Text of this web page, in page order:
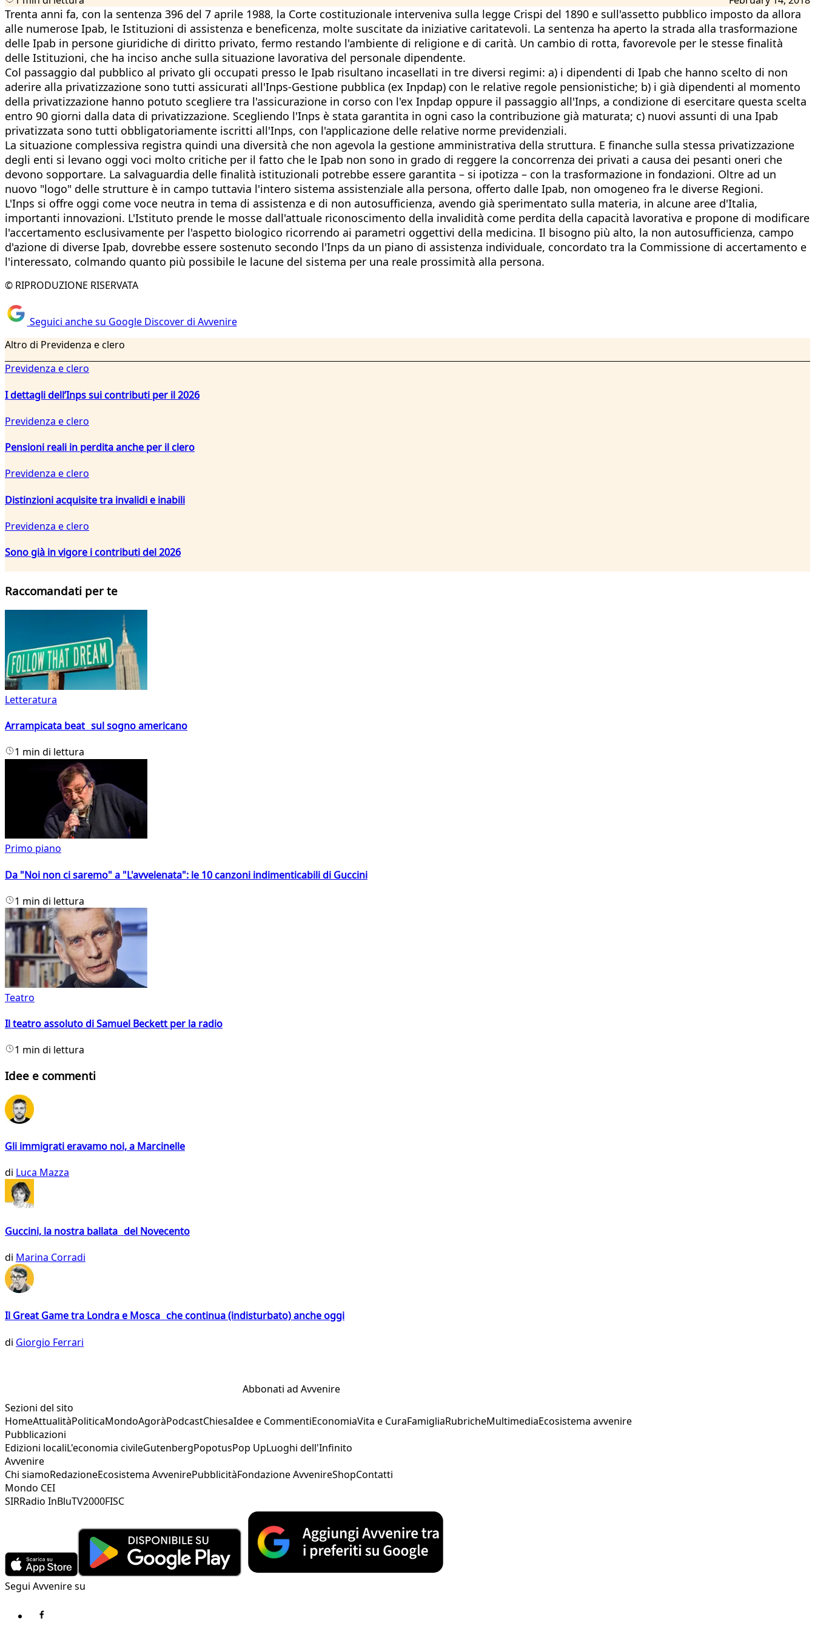
Trenta anni fa, con la sentenza 396 del 7 aprile 1988, la Corte costituzionale interveniva sulla legge Crispi del 1890 e sull'assetto pubblico imposto da allora
alle numerose Ipab, le Istituzioni di assistenza e beneficenza, molte suscitate da iniziative caritatevoli. La sentenza ha aperto la strada alla trasformazione
delle Ipab in persone giuridiche di diritto privato, fermo restando l'ambiente di religione e di carità. Un cambio di rotta, favorevole per le stesse finalità
delle Istituzioni, che ha inciso anche sulla situazione lavorativa del personale dipendente.
Col passaggio dal pubblico al privato gli occupati presso le Ipab risultano incasellati in tre diversi regimi: a) i dipendenti di Ipab che hanno scelto di non
aderire alla privatizzazione sono tutti assicurati all'Inps-Gestione pubblica (ex Inpdap) con le relative regole pensionistiche; b) i già dipendenti al momento
della privatizzazione hanno potuto scegliere tra l'assicurazione in corso con l'ex Inpdap oppure il passaggio all'Inps, a condizione di esercitare questa scelta
entro 90 giorni dalla data di privatizzazione. Scegliendo l'Inps è stata garantita in ogni caso la contribuzione già maturata; c) nuovi assunti di una Ipab
privatizzata sono tutti obbligatoriamente iscritti all'Inps, con l'applicazione delle relative norme previdenziali.
La situazione complessiva registra quindi una diversità che non agevola la gestione amministrativa della struttura. E finanche sulla stessa privatizzazione
degli enti si levano oggi voci molto critiche per il fatto che le Ipab non sono in grado di reggere la concorrenza dei privati a causa dei pesanti oneri che
devono sopportare. La salvaguardia delle finalità istituzionali potrebbe essere garantita – si ipotizza – con la trasformazione in fondazioni. Oltre ad un
nuovo "logo" delle strutture è in campo tuttavia l'intero sistema assistenziale alla persona, offerto dalle Ipab, non omogeneo fra le diverse Regioni.
L'Inps si offre oggi come voce neutra in tema di assistenza e di non autosufficienza, avendo già sperimentato sulla materia, in alcune aree d'Italia,
importanti innovazioni. L'Istituto prende le mosse dall'attuale riconoscimento della invalidità come perdita della capacità lavorativa e propone di modificare
l'accertamento esclusivamente per l'aspetto biologico ricorrendo ai parametri oggettivi della medicina. Il bisogno più alto, la non autosufficienza, campo
d'azione di diverse Ipab, dovrebbe essere sostenuto secondo l'Inps da un piano di assistenza individuale, concordato tra la Commissione di accertamento e
l'interessato, colmando quanto più possibile le lacune del sistema per una reale prossimità alla persona.
© RIPRODUZIONE RISERVATA
Seguici anche su Google Discover di Avvenire
Altro di Previdenza e clero
Previdenza e clero
I dettagli dell’Inps sui contributi per il 2026
Previdenza e clero
Pensioni reali in perdita anche per il clero
Previdenza e clero
Distinzioni acquisite tra invalidi e inabili
Previdenza e clero
Sono già in vigore i contributi del 2026
Raccomandati per te
Letteratura
Arrampicata beat sul sogno americano
1 min di lettura
Primo piano
Da "Noi non ci saremo" a "L'avvelenata": le 10 canzoni indimenticabili di Guccini
1 min di lettura
Teatro
Il teatro assoluto di Samuel Beckett per la radio
1 min di lettura
Idee e commenti
Gli immigrati eravamo noi, a Marcinelle
di Luca Mazza
Guccini, la nostra ballata del Novecento
di Marina Corradi
Il Great Game tra Londra e Mosca che continua (indisturbato) anche oggi
di Giorgio Ferrari
Abbonati ad Avvenire
Sezioni del sito
HomeAttualitàPoliticaMondoAgoràPodcastChiesaIdee e CommentiEconomiaVita e CuraFamigliaRubricheMultimediaEcosistema avvenire
Pubblicazioni
Edizioni localiL'economia civileGutenbergPopotusPop UpLuoghi dell'Infinito
Avvenire
Chi siamoRedazioneEcosistema AvvenirePubblicitàFondazione AvvenireShopContatti
Mondo CEI
SIRRadio InBluTV2000FISC
Segui Avvenire su